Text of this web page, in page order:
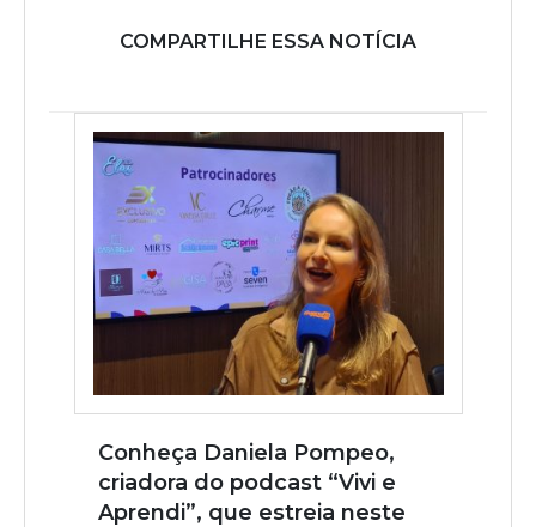
COMPARTILHE ESSA NOTÍCIA
Conheça Daniela Pompeo,
criadora do podcast “Vivi e
Aprendi”, que estreia neste